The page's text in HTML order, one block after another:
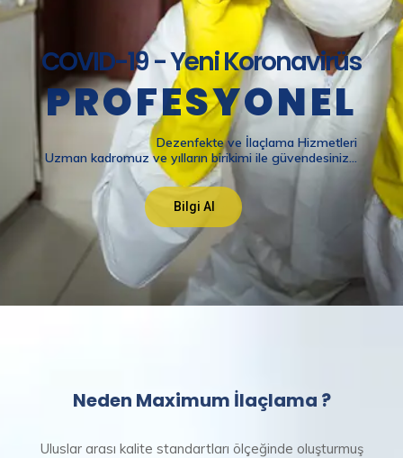
Neden Maximum İlaçlama ?
Uluslar arası kalite standartları ölçeğinde oluşturmuş